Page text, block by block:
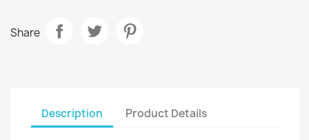
Share
Description Product Details